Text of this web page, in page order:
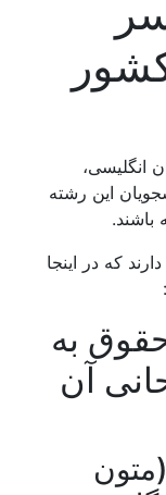
این رشته
که در اینجا
به
آن